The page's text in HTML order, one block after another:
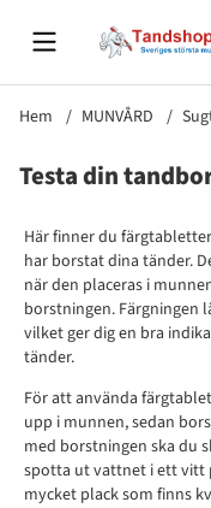
Hem MUNVÅRD
Testa din
Här finner du
har borstat dina tänder.
när den placeras i
borstningen. Färgningen
vilket ger dig en bra
tänder.
För att använda
upp i munnen, sedan
med borstningen ska du
spotta ut vattnet i ett vitt
mycket plack som finns